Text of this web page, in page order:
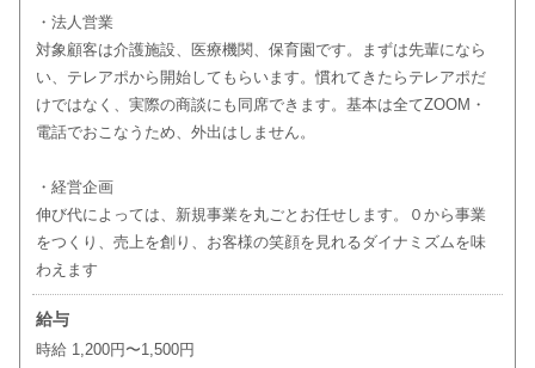
・法人営業
対象顧客は介護施設、医療機関、保育園です。まずは先輩になら
い、テレアポから開始してもらいます。慣れてきたらテレアポだ
けではなく、実際の商談にも同席できます。基本は全てZOOM・
電話でおこなうため、外出はしません。
・経営企画
伸び代によっては、新規事業を丸ごとお任せします。０から事業
をつくり、売上を創り、お客様の笑顔を見れるダイナミズムを味
わえます
給与
時給 1,200円〜1,500円